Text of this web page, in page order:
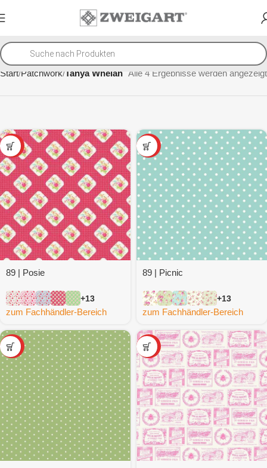
Start Patchwork Tanya Whelan Alle 4 Ergebnisse werden angezeigt
SALE
89 | Posie
+13
zum Fachhändler-Bereich
SALE
89 | Picnic
+13
zum Fachhändler-Bereich
SALE SALE